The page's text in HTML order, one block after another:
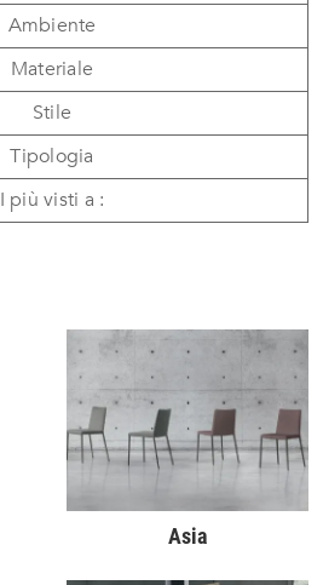
Ambiente
Materiale
Stile
Tipologia
I più visti a :
Asia